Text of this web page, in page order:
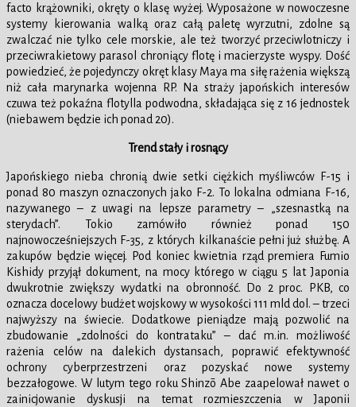
facto krążowniki, okręty o klasę wyżej. Wyposażone w nowoczesne
systemy kierowania walką oraz całą paletę wyrzutni, zdolne są
zwalczać nie tylko cele morskie, ale też tworzyć przeciwlotniczy i
przeciwrakietowy parasol chroniący flotę i macierzyste wyspy. Dość
powiedzieć, że pojedynczy okręt klasy Maya ma siłę rażenia większą
niż cała marynarka wojenna RP. Na straży japońskich interesów
czuwa też pokaźna flotylla podwodna, składająca się z 16 jednostek
(niebawem będzie ich ponad 20).
Trend stały i rosnący
Japońskiego nieba chronią dwie setki ciężkich myśliwców F-15 i
ponad 80 maszyn oznaczonych jako F-2. To lokalna odmiana F-16,
nazywanego – z uwagi na lepsze parametry – „szesnastką na
sterydach”. Tokio zamówiło również ponad 150
najnowocześniejszych F-35, z których kilkanaście pełni już służbę. A
zakupów będzie więcej. Pod koniec kwietnia rząd premiera Fumio
Kishidy przyjął dokument, na mocy którego w ciągu 5 lat Japonia
dwukrotnie zwiększy wydatki na obronność. Do 2 proc. PKB, co
oznacza docelowy budżet wojskowy w wysokości 111 mld dol. – trzeci
najwyższy na świecie. Dodatkowe pieniądze mają pozwolić na
zbudowanie „zdolności do kontrataku” – dać m.in. możliwość
rażenia celów na dalekich dystansach, poprawić efektywność
ochrony cyberprzestrzeni oraz pozyskać nowe systemy
bezzałogowe. W lutym tego roku Shinzō Abe zaapelował nawet o
zainicjowanie dyskusji na temat rozmieszczenia w Japonii